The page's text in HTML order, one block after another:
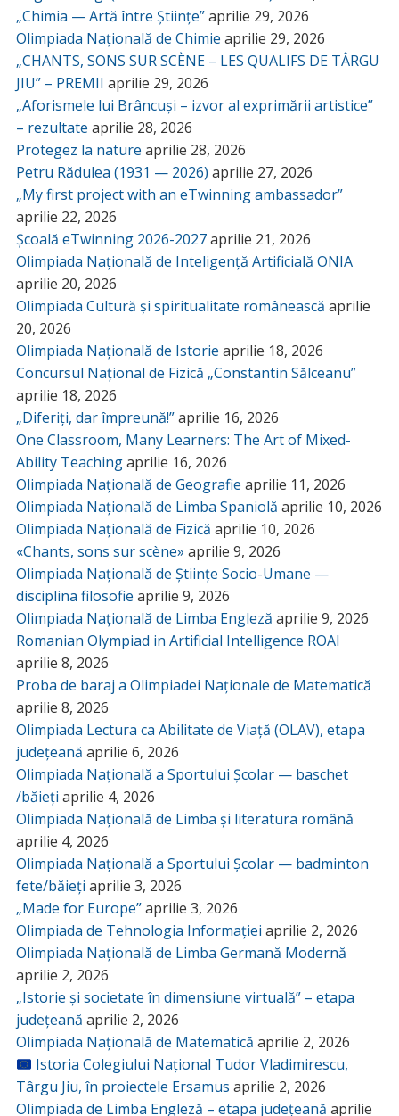
„Chimia — Artă între Științe”aprilie 29, 2026
Olimpiada Națională de Chimie aprilie 29, 2026
„CHANTS, SONS SUR SCÈNE – LES QUALIFS DE TÂRGU
JIU” – PREMII aprilie 29, 2026
„Aforismele lui Brâncuși – izvor al exprimării artistice”
– rezultate aprilie 28, 2026
Protegez la nature aprilie 28, 2026
Petru Rădulea (1931 — 2026) aprilie 27, 2026
„My first project with an eTwinning ambassador”
aprilie 22, 2026
Școală eTwinning 2026-2027aprilie 21, 2026
Olimpiada Națională de Inteligență Artificială ONIA
aprilie 20, 2026
Olimpiada Cultură și spiritualitate românească aprilie
20, 2026
Olimpiada Națională de Istorie aprilie 18, 2026
Concursul Național de Fizică „Constantin Sălceanu”
aprilie 18, 2026
„Diferiți, dar împreună!”aprilie 16, 2026
One Classroom, Many Learners: The Art of Mixed-
Ability Teachingaprilie 16, 2026
Olimpiada Națională de Geografie aprilie 11, 2026
Olimpiada Națională de Limba Spaniolă aprilie 10, 2026
Olimpiada Națională de Fizică aprilie 10, 2026
«Chants, sons sur scène» aprilie 9, 2026
Olimpiada Națională de Științe Socio-Umane —
disciplina filosofie aprilie 9, 2026
Olimpiada Națională de Limba Engleză aprilie 9, 2026
Romanian Olympiad in Artificial Intelligence ROAI
aprilie 8, 2026
Proba de baraj a Olimpiadei Naționale de Matematică
aprilie 8, 2026
Olimpiada Lectura ca Abilitate de Viață (OLAV), etapa
județeană aprilie 6, 2026
Olimpiada Națională a Sportului Școlar — baschet
/băieți aprilie 4, 2026
Olimpiada Națională de Limba și literatura română
aprilie 4, 2026
Olimpiada Națională a Sportului Școlar — badminton
fete/băieți aprilie 3, 2026
„Made for Europe”aprilie 3, 2026
Olimpiada de Tehnologia Informației aprilie 2, 2026
Olimpiada Națională de Limba Germană Modernă
aprilie 2, 2026
„Istorie și societate în dimensiune virtuală” – etapa
județeană aprilie 2, 2026
Olimpiada Națională de Matematică aprilie 2, 2026
Istoria Colegiului Național Tudor Vladimirescu,
Târgu Jiu, în proiectele Ersamus aprilie 2, 2026
Olimpiada de Limba Engleză – etapa județeană aprilie